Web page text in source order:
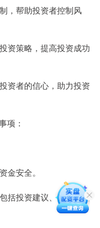
，帮助投资者控制风
资策略，提高投资成功
资者的信心，助力投资
项：
金安全。
括投资建议、风险控制